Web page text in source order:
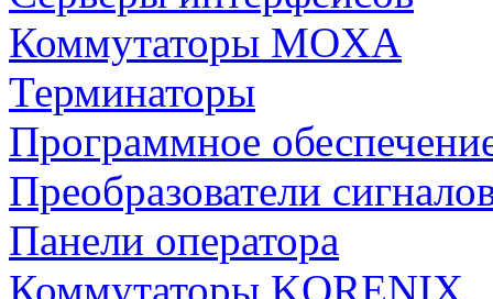
Коммутаторы MOXA
Терминаторы
Программное
Преобразователи
Панели оператора